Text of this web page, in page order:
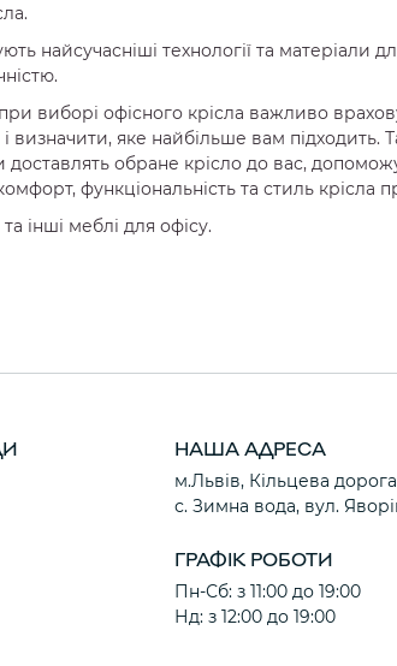
найсучасніші технології та матеріали
виборі офісного крісла важливо
і визначити, яке найбільше вам
обране крісло до вас,
функціональність та стиль
інші меблі для офісу.
НАША АДРЕСА
м.Львів, Кільцева дорога
с. Зимна вода, вул.
ГРАФІК РОБОТИ
Пн-Сб: з 11:00 до 19:00
Нд: з 12:00 до 19:00